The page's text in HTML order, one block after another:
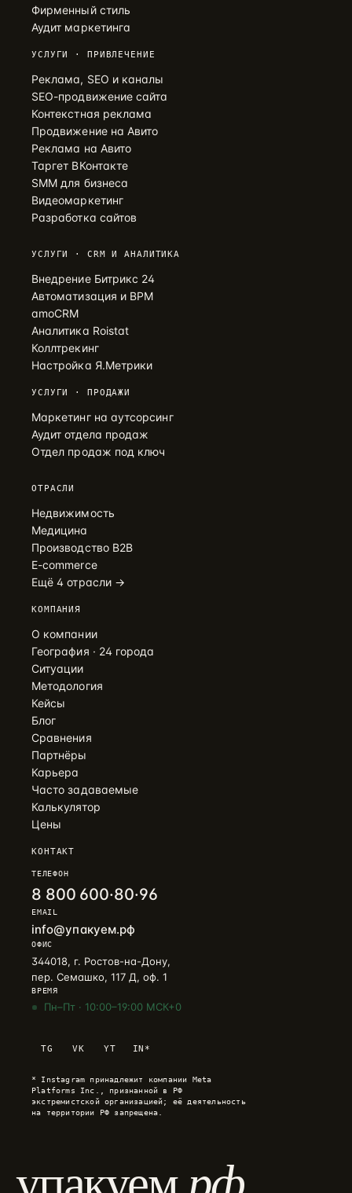
Фирменный стиль
Аудит маркетинга
УСЛУГИ · ПРИВЛЕЧЕНИЕ
Реклама, SEO и каналы
SEO-продвижение сайта
Контекстная реклама
Продвижение на Авито
Реклама на Авито
Таргет ВКонтакте
SMM для бизнеса
Видеомаркетинг
Разработка сайтов
УСЛУГИ · CRM И АНАЛИТИКА
Внедрение Битрикс 24
Автоматизация и BPM
amoCRM
Аналитика Roistat
Коллтрекинг
Настройка Я.Метрики
УСЛУГИ · ПРОДАЖИ
Маркетинг на аутсорсинг
Аудит отдела продаж
Отдел продаж под ключ
ОТРАСЛИ
Недвижимость
Медицина
Производство B2B
E-commerce
Ещё 4 отрасли →
КОМПАНИЯ
О компании
География · 24 города
Ситуации
Методология
Кейсы
Блог
Сравнения
Партнёры
Карьера
Часто задаваемые
Калькулятор
Цены
КОНТАКТ
ТЕЛЕФОН
8 800 600·80·96
EMAIL
info@упакуем.рф
ОФИС
344018, г. Ростов-на-Дону,
пер. Семашко, 117 Д, оф. 1
ВРЕМЯ
Пн–Пт · 10:00–19:00 МСК+0
TG VK YT IN*
* Instagram принадлежит компании Meta
Platforms Inc., признанной в РФ
экстремистской организацией; её деятельность
на территории РФ запрещена.
+7 905 456-75-58 · ОТВЕТИМ В ТЕЧЕНИЕ ЧАСА
WhatsApp
+7 905 456-75-58 · С 9 ДО 21 МСК
8 800 600·80·96